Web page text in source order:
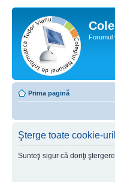
Forumul
Prima pagină
Şterge toate cookie-
Sunteţi sigur că doriţi